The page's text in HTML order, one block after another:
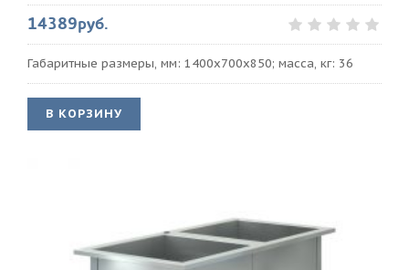
14389руб.
Габаритные размеры, мм: 1400х700х850; масса, кг: 36
В КОРЗИНУ